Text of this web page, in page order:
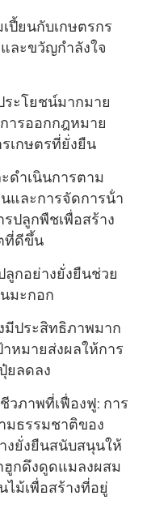
ปี้ยนกับเกษตรกร
ละขวัญกําลังใจ
ระโยชน์มากมาย
ารออกกฎหมาย
เกษตรที่ยั่งยืน
ดําเนินการตาม
และการจัดการน้ํา
ปลูกพืชเพื่อสร้าง
ที่ดีขึ้น
กอย่างยั่งยืนช่วย
มะกอก
มีประสิทธิภาพมาก
หมายส่งผลให้การ
ยลดลง
วภาพที่เฟื่องฟู: การ
มธรรมชาติของ
งยั่งยืนสนับสนุนให้
ฮูกดึงดูดแมลงผสม
ม้เพื่อสร้างที่อยู่